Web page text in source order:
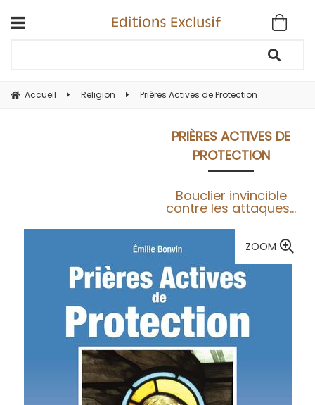
Accueil Religion Prières Actives de Protection
PRIÈRES ACTIVES DE
PROTECTION
Bouclier invincible
contre les attaques...
ZOOM